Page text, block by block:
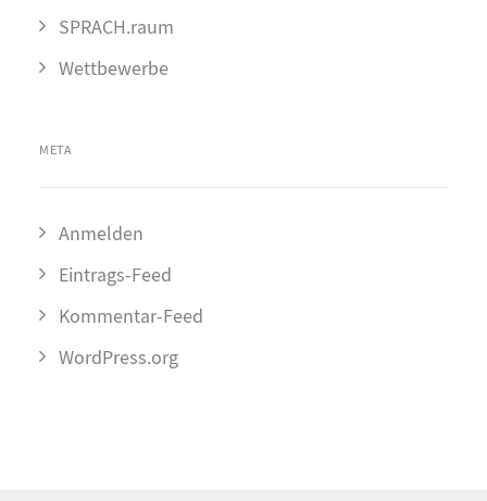
SPRACH.raum
Wettbewerbe
META
Anmelden
Eintrags-Feed
Kommentar-Feed
WordPress.org